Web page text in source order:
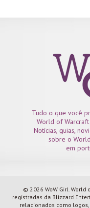
Tudo o que você
World of
Notícias, guias,
sobre o
em
© 2026 WoW Girl.
registradas da Blizzard
relacionados como